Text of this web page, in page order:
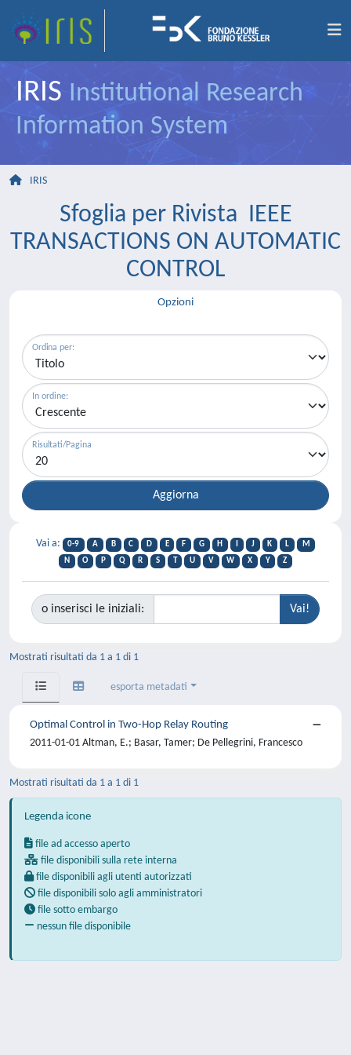
IRIS Institutional Research
Information System
IRIS
Sfoglia per Rivista IEEE
TRANSACTIONS ON AUTOMATIC
CONTROL
Opzioni
Ordina per:
In ordine:
Risultati/Pagina
Vai a: 0-9 A B C D E F G H J K L
M
N
O P Q R S T U V W X Y Z
o inserisci le iniziali:
Mostrati risultati da 1 a 1 di 1
esporta metadati
Optimal Control in Two-Hop Relay Routing
2011-01-01 Altman, E.; Basar, Tamer; De Pellegrini, Francesco
Mostrati risultati da 1 a 1 di 1
Legenda icone
file ad accesso aperto
file disponibili sulla rete interna
file disponibili agli utenti autorizzati
file disponibili solo agli amministratori
file sotto embargo
nessun file disponibile